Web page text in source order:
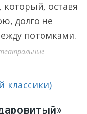
оставя
долго не
потомками.
классики)